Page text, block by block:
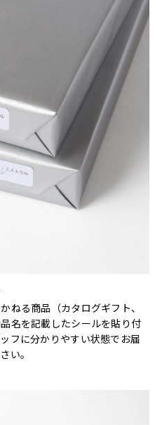
ねる商品（カタログギフト、
名を記載したシールを貼り付
フに分かりやすい状態でお届
い。